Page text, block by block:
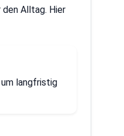
Alltag. Hier
langfristig